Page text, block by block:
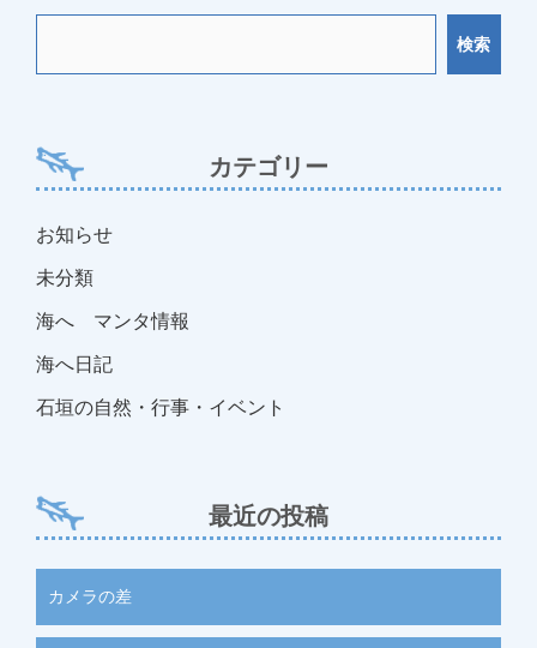
ョ
検索
カテゴリー
お知らせ
未分類
海へ マンタ情報
海へ日記
石垣の自然・行事・イベント
最近の投稿
カメラの差